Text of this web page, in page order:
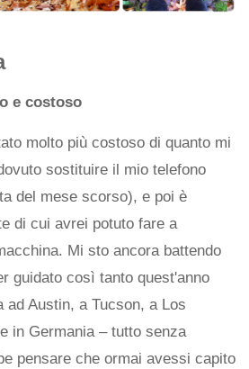
e costoso
molto più costoso di quanto mi
sostituire il mio telefono
del mese scorso), e poi è
di cui avrei potuto fare a
Mi sto ancora battendo
guidato così tanto quest'anno
ad Austin, a Tucson, a Los
in Germania – tutto senza
pensare che ormai avessi capito